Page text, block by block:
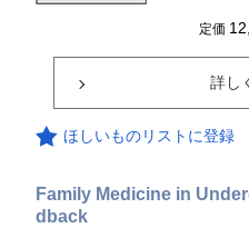
定価
詳し
ほしいものリストに登録
Family Medicine in
dback